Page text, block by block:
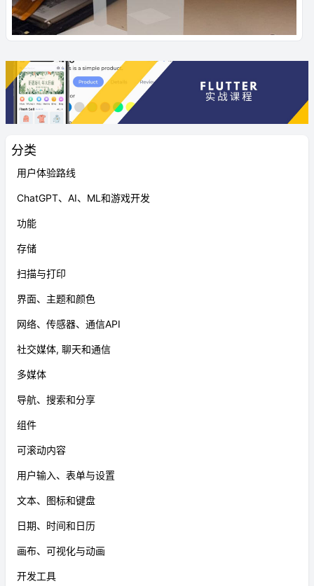
分类
用户体验路线
ChatGPT、AI、ML和游戏开发
功能
存储
扫描与打印
界面、主题和颜色
网络、传感器、通信API
社交媒体, 聊天和通信
多媒体
导航、搜索和分享
组件
可滚动内容
用户输入、表单与设置
文本、图标和键盘
日期、时间和日历
画布、可视化与动画
开发工具